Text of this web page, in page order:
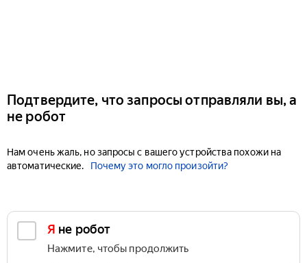
Подтвердите, что запросы отправляли вы, а
не робот
Нам очень жаль, но запросы с вашего устройства похожи на
автоматические.
Почему это могло произойти?
Я не робот
Нажмите, чтобы продолжить